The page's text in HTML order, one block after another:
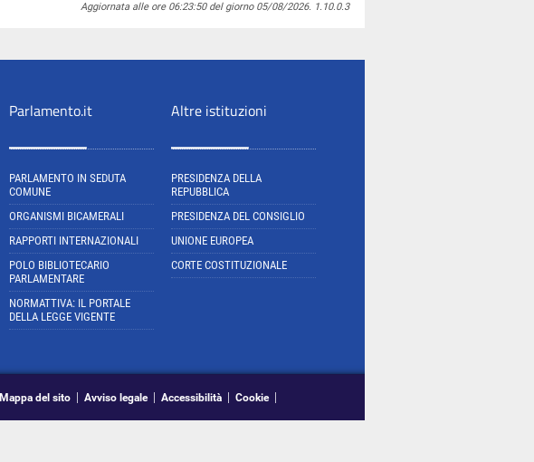
Aggiornata alle ore 06:23:50 del giorno 05/08/2026. 1.10.0.3
Parlamento.it
PARLAMENTO IN SEDUTA
COMUNE
ORGANISMI BICAMERALI
RAPPORTI INTERNAZIONALI
POLO BIBLIOTECARIO
PARLAMENTARE
NORMATTIVA: IL PORTALE
DELLA LEGGE VIGENTE
Altre istituzioni
PRESIDENZA DELLA
REPUBBLICA
PRESIDENZA DEL CONSIGLIO
UNIONE EUROPEA
CORTE COSTITUZIONALE
Mappa del sito Avviso legale Accessibilità Cookie